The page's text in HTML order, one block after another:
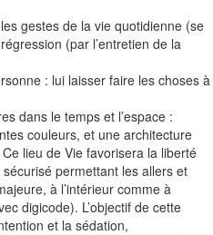
gestes de la vie quotidienne (se
(par l’entretien de la
: lui laisser faire les choses à
dans le temps et l’espace :
couleurs, et une architecture
lieu de Vie favorisera la liberté
permettant les allers et
à l’intérieur comme à
digicode). L’objectif de cette
et la sédation,